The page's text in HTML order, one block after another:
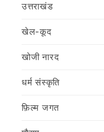
उत्तराखंड
खेल-कूद
खोजी नारद
धर्म संस्कृति
फ़िल्‍म जगत